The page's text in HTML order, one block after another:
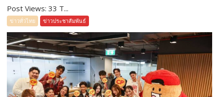
Post Views: 33 T...
ข่าวทั่วไทย ข่าวประชาสัมพันธ์